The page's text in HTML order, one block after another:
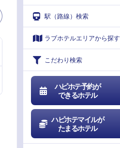
駅（路線）検索
ラブホテルエリアから探す
こだわり検索
ハピホテ予約が
できるホテル
ハピホテマイルが
たまるホテル